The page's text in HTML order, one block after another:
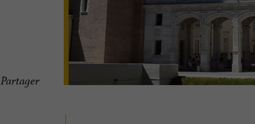
Partager